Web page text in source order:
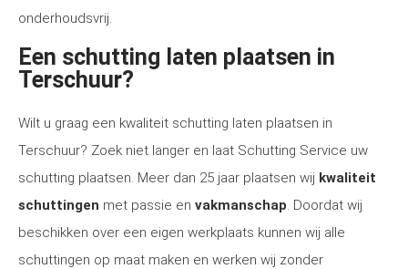
onderhoudsvrij.
Een schutting laten plaatsen in
Terschuur?
Wilt u graag een kwaliteit schutting laten plaatsen in
Terschuur? Zoek niet langer en laat Schutting Service uw
schutting plaatsen. Meer dan 25 jaar plaatsen wij kwaliteit
schuttingen met passie en vakmanschap. Doordat wij
beschikken over een eigen werkplaats kunnen wij alle
schuttingen op maat maken en werken wij zonder